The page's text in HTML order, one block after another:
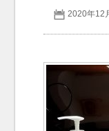
アクセス 2020年12